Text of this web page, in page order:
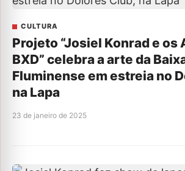
CULTURA
Projeto “Josiel Konrad e
BXD” celebra a arte da
Fluminense em estreia no
na Lapa
23 de janeiro de 2025